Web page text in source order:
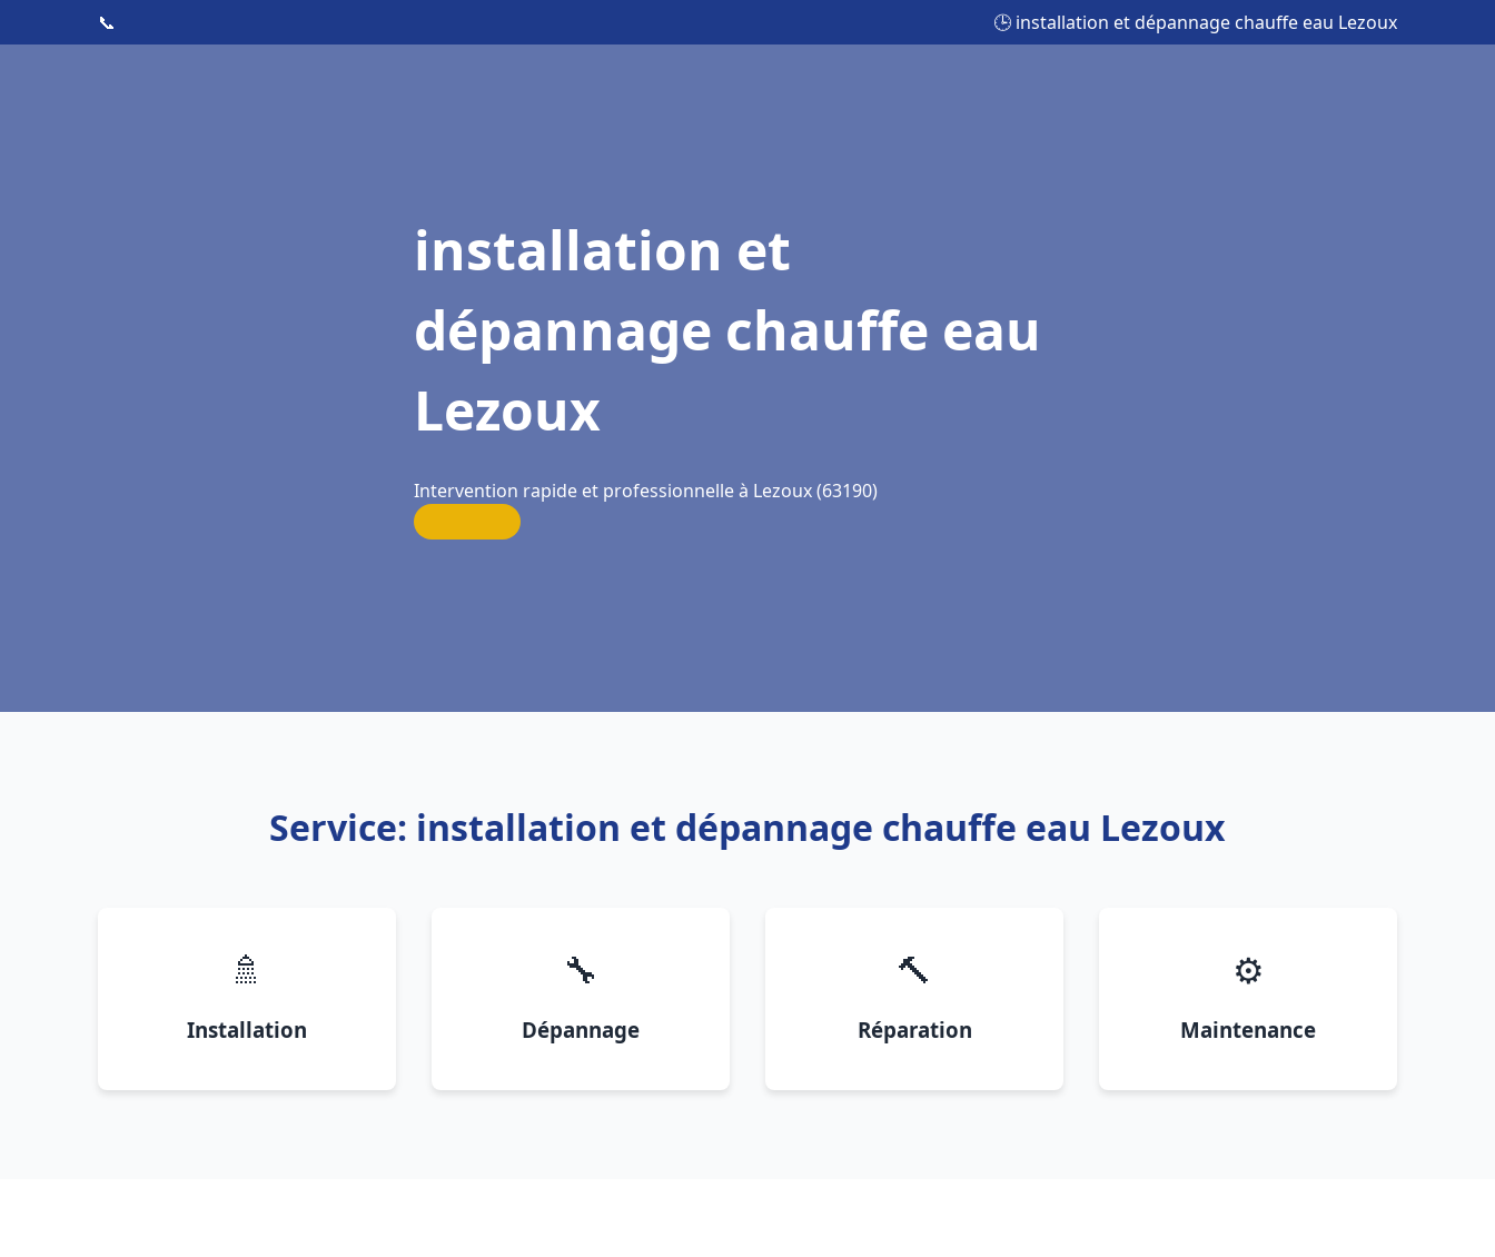
📞 🕒 installation et dépannage chauffe eau Lezoux
installation et
dépannage chauffe eau
Lezoux
Intervention rapide et professionnelle à Lezoux (63190)
Service: installation et dépannage chauffe eau Lezoux
🚿
Installation
🔧
Dépannage
🔨
Réparation
⚙️
Maintenance